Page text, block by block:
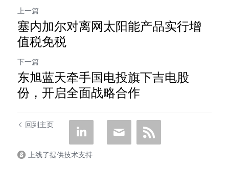
上一篇
塞内加尔对离网太阳能产品实行增
值税免税
下一篇
东旭蓝天牵手国电投旗下吉电股
份，开启全面战略合作
回到主页
上线了提供技术支持